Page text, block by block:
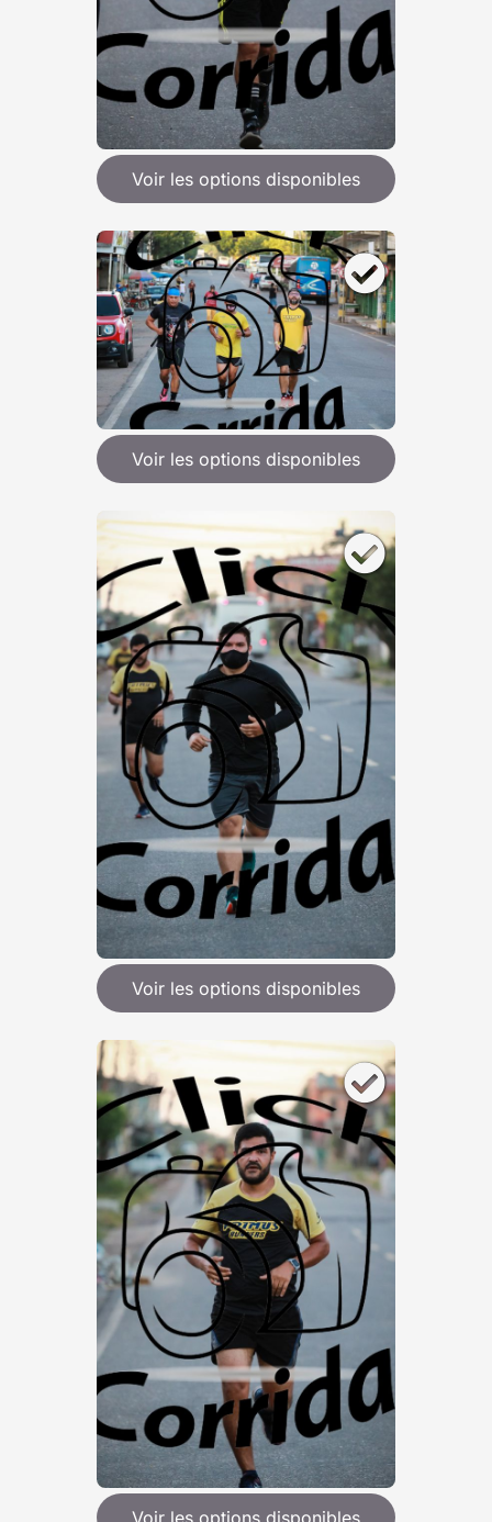
Voir les options disponibles
Voir les options disponibles
Voir les options disponibles
Voir les options disponibles